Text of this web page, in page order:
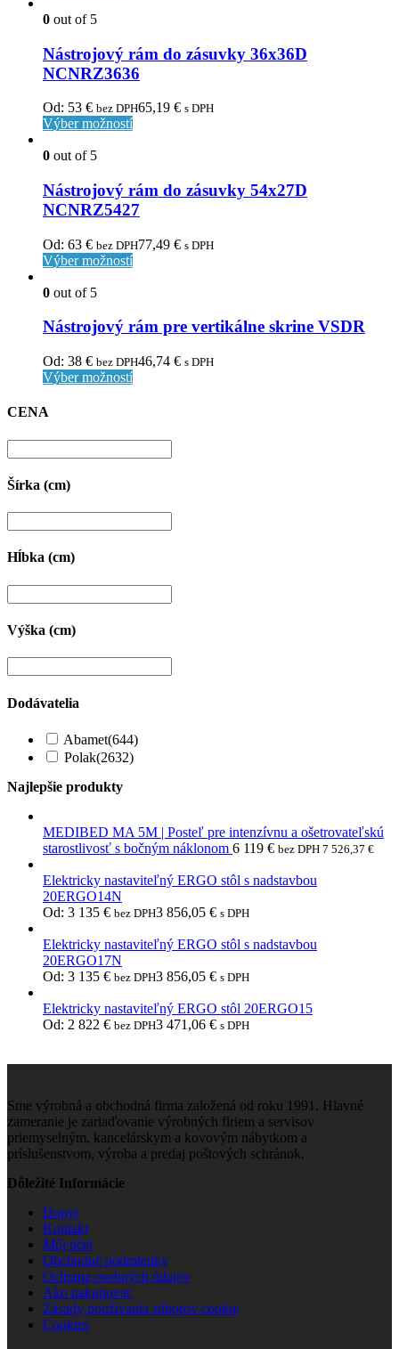
0 out of 5
Nástrojový rám do zásuvky 36x36D
NCNRZ3636
Od: 53 € bez DPH65,19 € s DPH
Výber možností
0 out of 5
Nástrojový rám do zásuvky 54x27D
NCNRZ5427
Od: 63 € bez DPH77,49 € s DPH
Výber možností
0 out of 5
Nástrojový rám pre vertikálne skrine VSDR
Od: 38 € bez DPH46,74 € s DPH
Výber možností
CENA
Šírka (cm)
Hĺbka (cm)
Výška (cm)
Dodávatelia
Abamet(644)
Polak(2632)
Najlepšie produkty
MEDIBED MA 5M | Posteľ pre intenzívnu a ošetrovateľskú
starostlivosť s bočným náklonom 6 119 € bez DPH 7 526,37 €
Elektricky nastaviteľný ERGO stôl s nadstavbou
20ERGO14N
Od: 3 135 € bez DPH3 856,05 € s DPH
Elektricky nastaviteľný ERGO stôl s nadstavbou
20ERGO17N
Od: 3 135 € bez DPH3 856,05 € s DPH
Elektricky nastaviteľný ERGO stôl 20ERGO15
Od: 2 822 € bez DPH3 471,06 € s DPH
Sme výrobná a obchodná firma založená od roku 1991. Hlavné
zameranie je zariaďovanie výrobných firiem a servisov
priemyselným, kancelárskym a kovovým nábytkom a
príslušenstvom, výroba a predaj poštových schránok.
Dôležité Informácie
Dopyt
Kontakt
Môj účet
Obchodné podmienky
Ochrana osobných údajov
Ako nakupovať
Zásady používania súborov cookie
Cookies